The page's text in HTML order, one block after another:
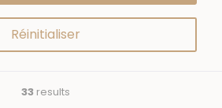
33 results